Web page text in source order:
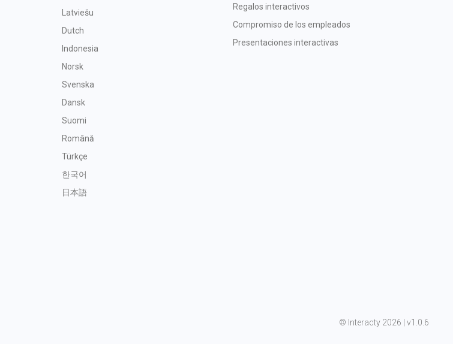
Latviešu
Dutch
Indonesia
Norsk
Svenska
Dansk
Suomi
Română
Türkçe
한국어
日本語
Regalos interactivos
Compromiso de los empleados
Presentaciones interactivas
© Interacty 2026 | v1.0.6